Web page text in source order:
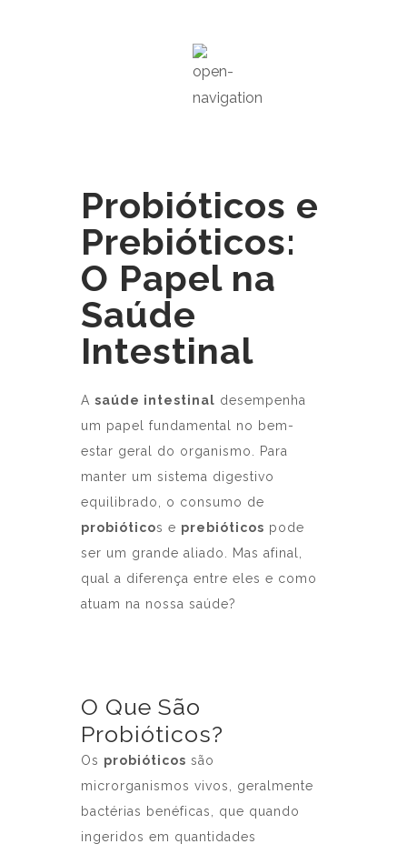
Probióticos e
Prebióticos:
O Papel na
Saúde
Intestinal
A saúde intestinal desempenha
um papel fundamental no bem-
estar geral do organismo. Para
manter um sistema digestivo
equilibrado, o consumo de
probióticos e prebióticos pode
ser um grande aliado. Mas afinal,
qual a diferença entre eles e como
atuam na nossa saúde?
O Que São
Probióticos?
Os probióticos são
microrganismos vivos, geralmente
bactérias benéficas, que quando
ingeridos em quantidades